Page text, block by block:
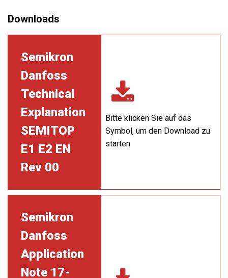
Semikron
Danfoss
Technical
Explanation
SEMITOP
E1 E2 EN
Rev 00
Bitte klicken Sie auf das
Symbol, um den Download zu
starten
Semikron
Danfoss
Application
Note 17-